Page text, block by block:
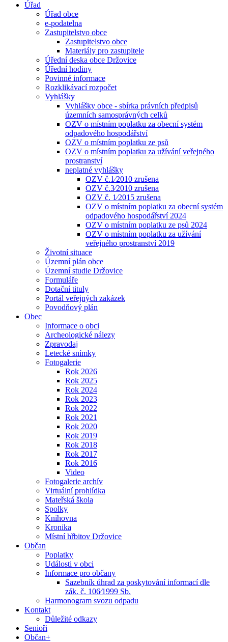
Úřad
Úřad obce
e-podatelna
Zastupitelstvo obce
Zastupitelstvo obce
Materiály pro zastupitele
Úřední deska obce Držovice
Úřední hodiny
Povinné informace
Rozklikávací rozpočet
Vyhlášky
Vyhlášky obce - sbírka právních předpisů
územních samosprávných celků
OZV o místním poplatku za obecní systém
odpadového hospodářství
OZV o místním poplatku ze psů
OZV o místním poplatku za užívání veřejného
prostranství
neplatné vyhlášky
OZV č.1⁄2010 zrušena
OZV č.3⁄2010 zrušena
OZV č. 1⁄2015 zrušena
OZV o místním poplatku za obecní systém
odpadového hospodářství 2024
OZV o místním poplatku ze psů 2024
OZV o místním poplatku za užívání
veřejného prostranství 2019
Životní situace
Územní plán obce
Územní studie Držovice
Formuláře
Dotační tituly
Portál veřejných zakázek
Povodňový plán
Obec
Informace o obci
Archeologické nálezy
Zpravodaj
Letecké snímky
Fotogalerie
Rok 2026
Rok 2025
Rok 2024
Rok 2023
Rok 2022
Rok 2021
Rok 2020
Rok 2019
Rok 2018
Rok 2017
Rok 2016
Video
Fotogalerie archív
Virtuální prohlídka
Mateřská škola
Spolky
Knihovna
Kronika
Místní hřbitov Držovice
Občan
Poplatky
Události v obci
Informace pro občany
Sazebník úhrad za poskytování informací dle
zák. č. 106⁄1999 Sb.
Harmonogram svozu odpadu
Kontakt
Důležité odkazy
Senioři
Občan+